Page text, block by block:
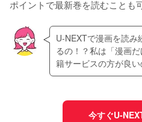
ポイントで最新巻を読むことも
U-NEXTで漫画を読み
るの！？私は「漫画
籍サービスの方が良い
今すぐU-